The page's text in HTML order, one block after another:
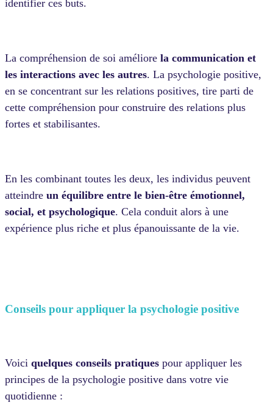
identifier ces buts.
La compréhension de soi améliore la communication et
les interactions avec les autres. La psychologie positive,
en se concentrant sur les relations positives, tire parti de
cette compréhension pour construire des relations plus
fortes et stabilisantes.
En les combinant toutes les deux, les individus peuvent
atteindre un équilibre entre le bien-être émotionnel,
social, et psychologique. Cela conduit alors à une
expérience plus riche et plus épanouissante de la vie.
Conseils pour appliquer la psychologie positive
Voici quelques conseils pratiques pour appliquer les
principes de la psychologie positive dans votre vie
quotidienne :